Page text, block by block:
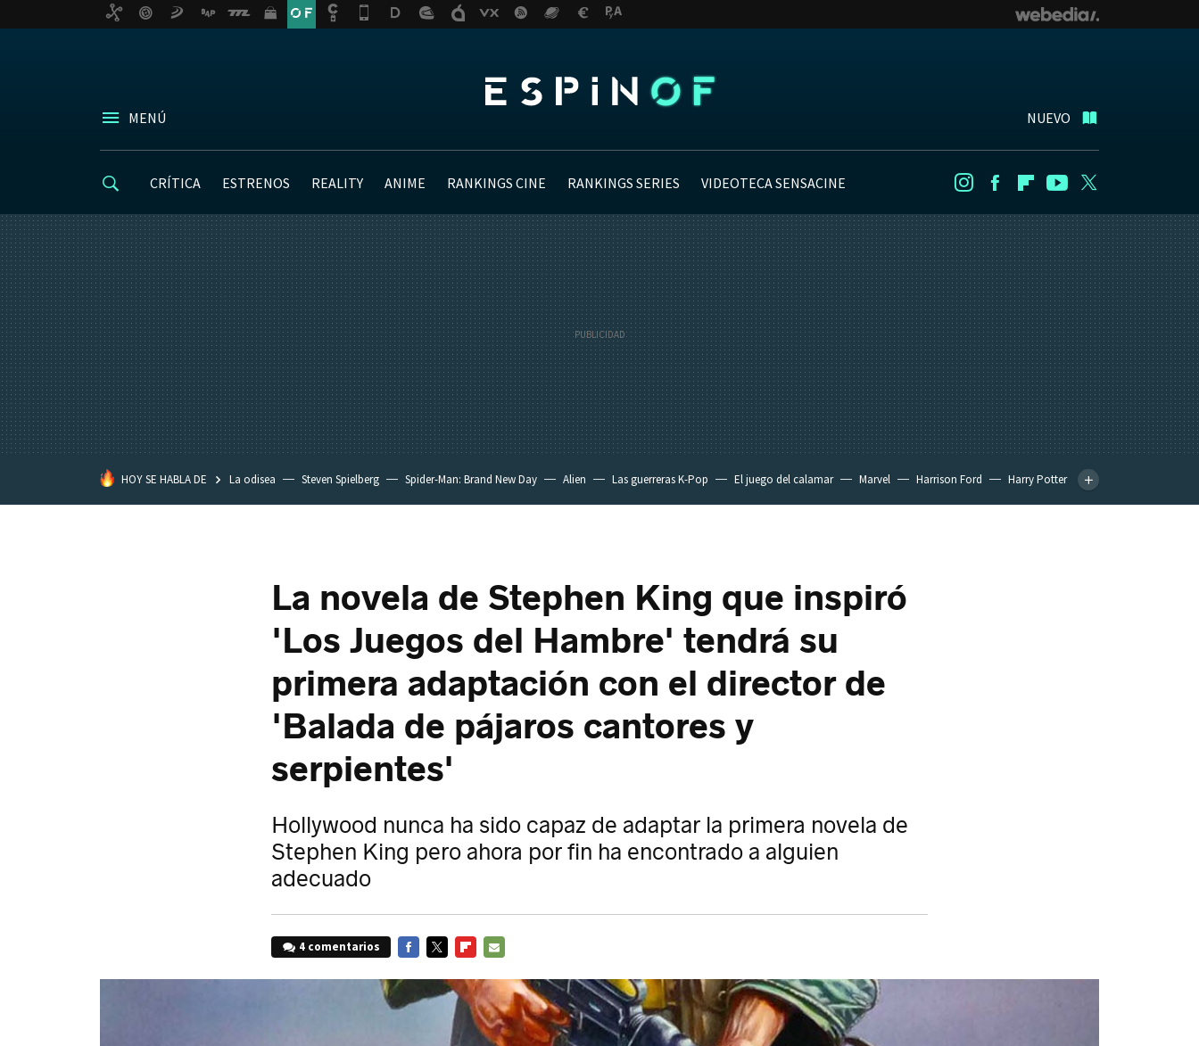
MENÚ NUEVO
CRÍTICA ESTRENOS REALITY ANIME RANKINGS CINE RANKINGS SERIES VIDEOTECA SENSACINE InstagramFacebookFlipboard
Youtube
HOY SE HABLA DE La odisea Steven Spielberg Spider-Man: Brand New Day Alien Las guerreras K-Pop El juego del calamar Marvel Harrison Ford
Harry Potter
La novela de Stephen King que inspiró
'Los Juegos del Hambre' tendrá su
primera adaptación con el director de
'Balada de pájaros cantores y
serpientes'
Hollywood nunca ha sido capaz de adaptar la primera novela de
Stephen King pero ahora por fin ha encontrado a alguien
adecuado
4 comentarios
MAIL